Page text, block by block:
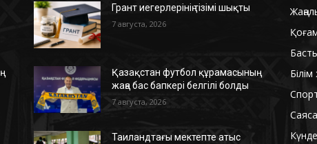
Грант иегерлерінің тізімі шықты
7 августа, 2026
Қазақстан футбол құрамасының
жаңа бас бапкері белгілі болды
7 августа, 2026
Таиландтағы мектепте атыс